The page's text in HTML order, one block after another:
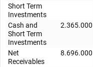
Short Term
Investments
Cash and
Short Term
Investments
2.365.000
Net
Receivables
8.696.000